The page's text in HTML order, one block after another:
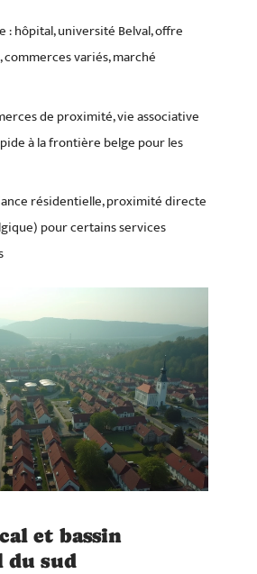
: hôpital, université Belval, offre
variés, marché
de proximité, vie associative
à la frontière belge pour les
résidentielle, proximité directe
pour certains services
et bassin
sud